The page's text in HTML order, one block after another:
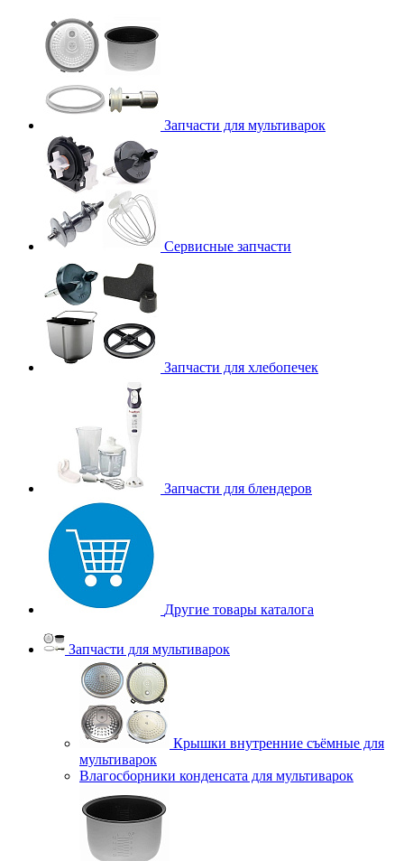
Запчасти для мультиварок
Сервисные запчасти
Запчасти для хлебопечек
Запчасти для блендеров
Другие товары каталога
Запчасти для мультиварок
Крышки внутренние съёмные для
мультиварок
Влагосборники конденсата для мультиварок